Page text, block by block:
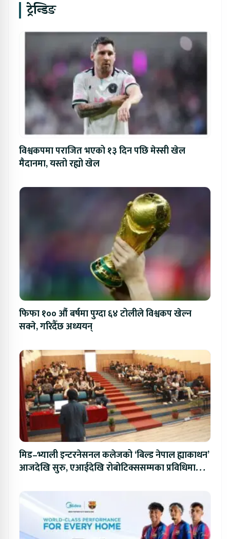
ट्रेन्डिङ
विश्वकपमा पराजित भएको १३ दिन पछि मेस्सी खेल
मैदानमा, यस्तो रह्यो खेल
फिफा १०० औं बर्षमा पुग्दा ६४ टोलीले विश्वकप खेल्न
सक्ने, गरिदैँछ अध्ययन्
मिड–भ्याली इन्टरनेसनल कलेजको ‘बिल्ड नेपाल ह्याकाथन’
आजदेखि सुरु, एआईदेखि रोबोटिक्ससम्मका प्रविधिमा